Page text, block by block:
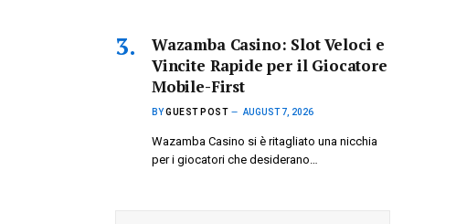
Wazamba Casino: Slot Veloci e
Vincite Rapide per il Giocatore
Mobile-First
BYGUEST POST AUGUST 7, 2026
Wazamba Casino si è ritagliato una nicchia
per i giocatori che desiderano…